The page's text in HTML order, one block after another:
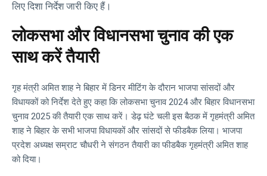
लिए दिशा निर्देश जारी किए हैं।
लोकसभा और विधानसभा चुनाव की एक
साथ करें तैयारी
गृह मंत्री अमित शाह ने बिहार में डिनर मीटिंग के दौरान भाजपा सांसदों और
विधायकों को निर्देश देते हुए कहा कि लोकसभा चुनाव 2024 और बिहार विधानसभा
चुनाव 2025 की तैयारी एक साथ करें। डेढ़ घंटे चली इस बैठक में गृहमंत्री अमित
शाह ने बिहार के सभी भाजपा विधायकों और सांसदों से फीडबैक लिया। भाजपा
प्रदेश अध्यक्ष सम्राट चौधरी ने संगठन तैयारी का फीडबैक गृहमंत्री अमित शाह
को दिया।